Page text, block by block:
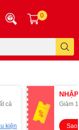
0
cả
kiện
Giảm
Sao